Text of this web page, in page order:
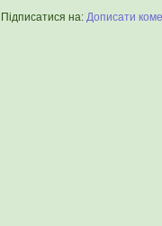
Підписатися на: Дописати